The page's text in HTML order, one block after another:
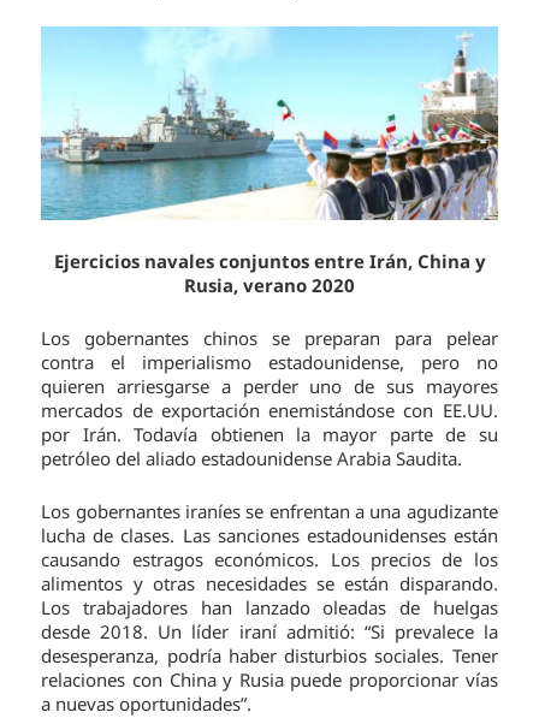
Ejercicios navales conjuntos entre Irán, China y
Rusia, verano 2020
Los gobernantes chinos se preparan para pelear
contra el imperialismo estadounidense, pero no
quieren arriesgarse a perder uno de sus mayores
mercados de exportación enemistándose con EE.UU.
por Irán. Todavía obtienen la mayor parte de su
petróleo del aliado estadounidense Arabia Saudita.
Los gobernantes iraníes se enfrentan a una agudizante
lucha de clases. Las sanciones estadounidenses están
causando estragos económicos. Los precios de los
alimentos y otras necesidades se están disparando.
Los trabajadores han lanzado oleadas de huelgas
desde 2018. Un líder iraní admitió: “Si prevalece la
desesperanza, podría haber disturbios sociales. Tener
relaciones con China y Rusia puede proporcionar vías
a nuevas oportunidades”.